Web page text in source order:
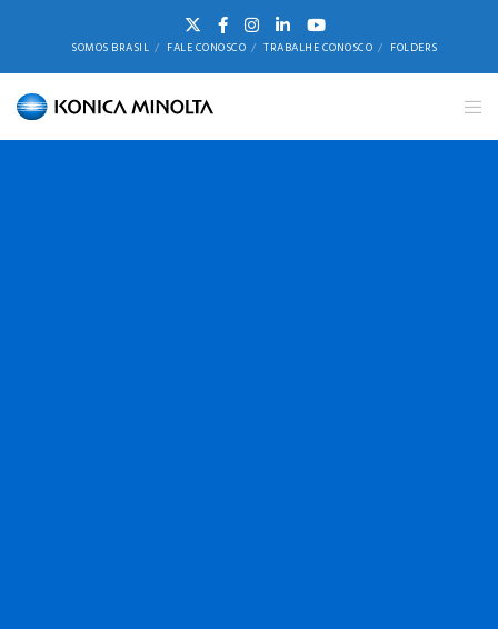
SOMOS BRASIL FALE CONOSCO TRABALHE CONOSCO FOLDERS